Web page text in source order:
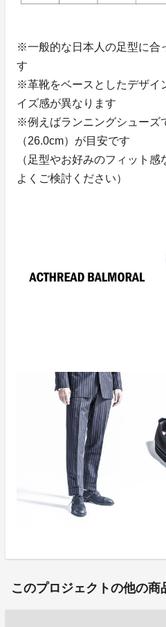
※一般的な日本人の足型に合
す
※革靴をベースとしたデザイ
イズ感が異なります
※例えばランニングシューズ
（26.0cm）が目安です
（足型やお好みのフィット
よくご検討ください）
このプロジェクトの他の商